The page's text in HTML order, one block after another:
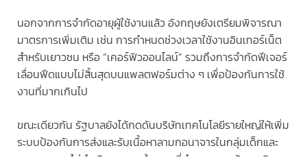
นอกจากการจำกัดอายุผู้ใช้งานแล้ว อังกฤษยังเตรียมพิจารณา
มาตรการเพิ่มเติม เช่น การกำหนดช่วงเวลาใช้งานอินเทอร์เน็ต
สำหรับเยาวชน หรือ “เคอร์ฟิวออนไลน์” รวมถึงการจำกัดฟีเจอร์
เลื่อนฟีดแบบไม่สิ้นสุดบนแพลตฟอร์มต่าง ๆ เพื่อป้องกันการใช้
งานที่มากเกินไป
ขณะเดียวกัน รัฐบาลยังได้กดดันบริษัทเทคโนโลยีรายใหญ่ให้เพิ่ม
ระบบป้องกันการส่งและรับเนื้อหาลามกอนาจารในกลุ่มเด็กและ